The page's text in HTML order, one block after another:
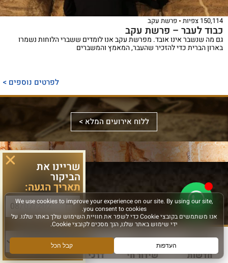
150,114 צפיות פרשת עקב
כבוד לעבר – פרשת עקב
גם מה שנשבר אינו אובד. מפרשת עקב אנו לומדים ששברי הלוחות נשמרו
בארון הברית כדי להזכיר שהעבר, המאמץ והמשברים
לפרטים נוספים >
ללוח אירועים המלא >
לראשונה,
הדינים
והמנהגים
הקשורים
לכותל
המערבי
בזמן
באמצעות
תמונות
וציורים
אלבום
מרהיב
עוצמתו
אלבומי
מפואר
מראה
המקדש
על
ידי
במקורות
סידור
מעוצב
לערב
עם
חדשות שידור חי דרכי הגעה עוד
שריינו את
הביקור
תאריך הגעה:
סוג פעילות: